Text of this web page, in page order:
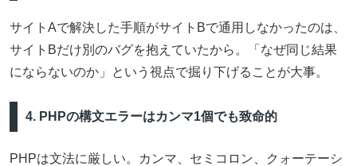
サイトAで解決した手順がサイトBで通用しなかったのは、
サイトBだけ別のバグを抱えていたから。「なぜ同じ結果
にならないのか」という視点で掘り下げることが大事。
4. PHPの構文エラーはカンマ1個でも致命的
PHPは文法に厳しい。カンマ、セミコロン、クォーテーシ